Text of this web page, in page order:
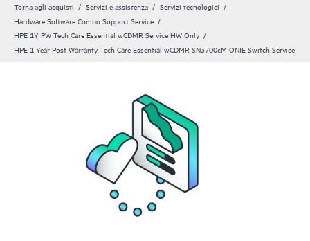
Torna agli acquisti Servizi e assistenza
Servizi tecnologici
Hardware Software Combo Support Service
HPE 1Y PW Tech Care Essential wCDMR Service HW Only
HPE 1 Year Post Warranty Tech Care Essential wCDMR SN3700cM ONIE Switch Service